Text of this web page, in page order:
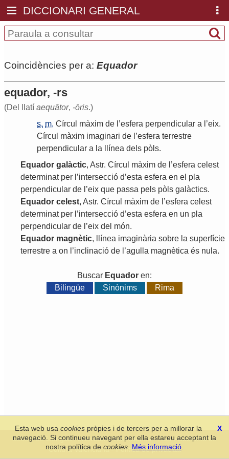
DICCIONARI GENERAL
Coincidències per a: Equador
equador, -rs
(Del llatí aequātor, -ōris.)
s. m. Círcul màxim de ’esfera perpendicular a ’eix.
Círcul màxim imaginari de ’esfera terrestre
perpendicular a la llínea dels pòls.
Equador galàctic, Astr. Círcul màxim de ’esfera celest
determinat per ’intersecció d’esta esfera en el pla
perpendicular de ’eix que passa pels pòls galàctics.
Equador celest, Astr. Círcul màxim de ’esfera celest
determinat per ’intersecció d’esta esfera en un pla
perpendicular de ’eix del món.
Equador magnètic, llínea imaginària sobre la superfície
terrestre a on ’inclinació de ’agulla magnètica és nula.
Buscar Equador en:
Bilingüe
Sinònims Rima
Secció de Llengua i Lliteratura Valencianes-Real Acadèmia de
Cultura Valenciana-Política de privacitat
X
Esta web usacookies pròpies i de tercers per a millorar la
navegació. Si continueu navegant per ella estareu acceptant la
nostra política de cookies Més informació